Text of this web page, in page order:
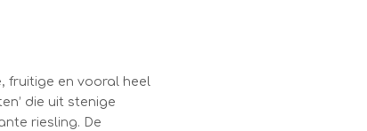
fruitige en vooral heel
die uit stenige
riesling. De